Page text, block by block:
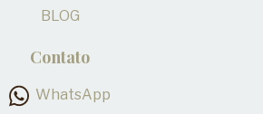
BLOG
Contato
WhatsApp